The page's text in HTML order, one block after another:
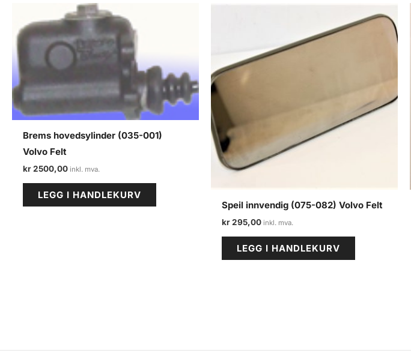
Brems hovedsylinder (035-001)
Volvo Felt
kr2500,00
LEGG I HANDLEKURV
Speil innvendig (075-082) Volvo Felt
kr295,00
LEGG I HANDLEKURV